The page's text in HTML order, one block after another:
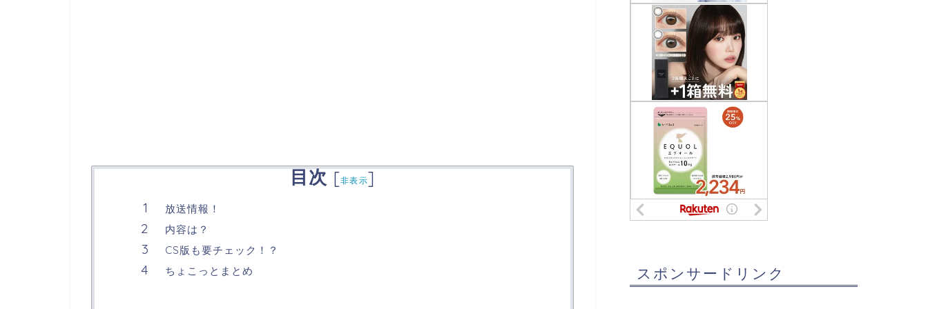
目次 [非表示]
放送情報！
内容は？
CS版も要チェック！？
ちょこっとまとめ
スポンサードリンク